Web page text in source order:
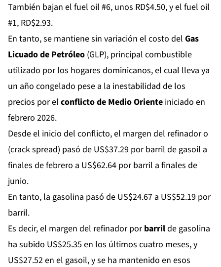
También bajan el fuel oil #6, unos RD$4.50, y el fuel oil
#1, RD$2.93.
En tanto, se mantiene sin variación el costo del Gas
Licuado de Petróleo (GLP), principal combustible
utilizado por los hogares dominicanos, el cual lleva ya
un año congelado pese a la inestabilidad de los
precios por el conflicto de Medio Oriente iniciado en
febrero 2026.
Desde el inicio del conflicto, el margen del refinador o
(crack spread) pasó de US$37.29 por barril de gasoil a
finales de febrero a US$62.64 por barril a finales de
junio.
En tanto, la gasolina pasó de US$24.67 a US$52.19 por
barril.
Es decir, el margen del refinador porbarrilde gasolina
ha subido US$25.35 en los últimos cuatro meses, y
US$27.52 en el gasoil, y se ha mantenido en esos